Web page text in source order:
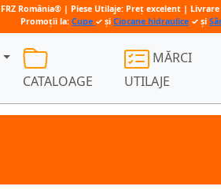
FRZ România® | Piese Utilaje: Preț excelent |
Promoții la: Cupe ✓ și Ciocane hidraulice ✓ și
CATALOAGE
MĂRCI
UTILAJE